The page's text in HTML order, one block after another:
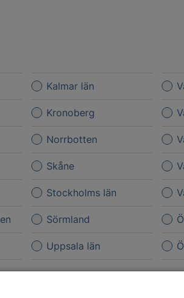
Kalmar län
Kronoberg
Norrbotten
Skåne
Stockholms län
Sörmland
Uppsala län
regional information